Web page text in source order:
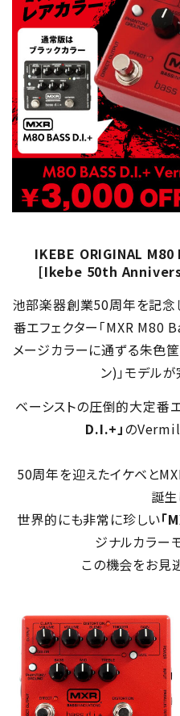
IKEBE ORIGINAL
[Ikebe 50th
池部楽器創業50周年を記念
番エフェクター「MXR M80
メージカラーに通ずる朱色
ン)」モデルが
ベーシストの圧倒的大定番
D.I.+」の
50周年を迎えたイケベと
誕生
世界的にも非常に珍しい「
ジナルカラー
この機会をお見